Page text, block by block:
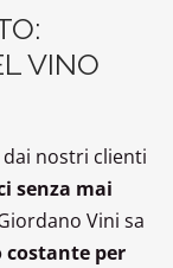
VINO
dai nostri clienti
senza mai
Vini sa
costante per